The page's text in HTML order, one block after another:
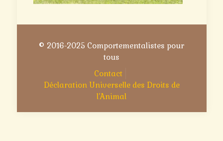
© 2016-2025 Comportementalistes pour
tous
Contact
Déclaration Universelle des Droits de
l’Animal